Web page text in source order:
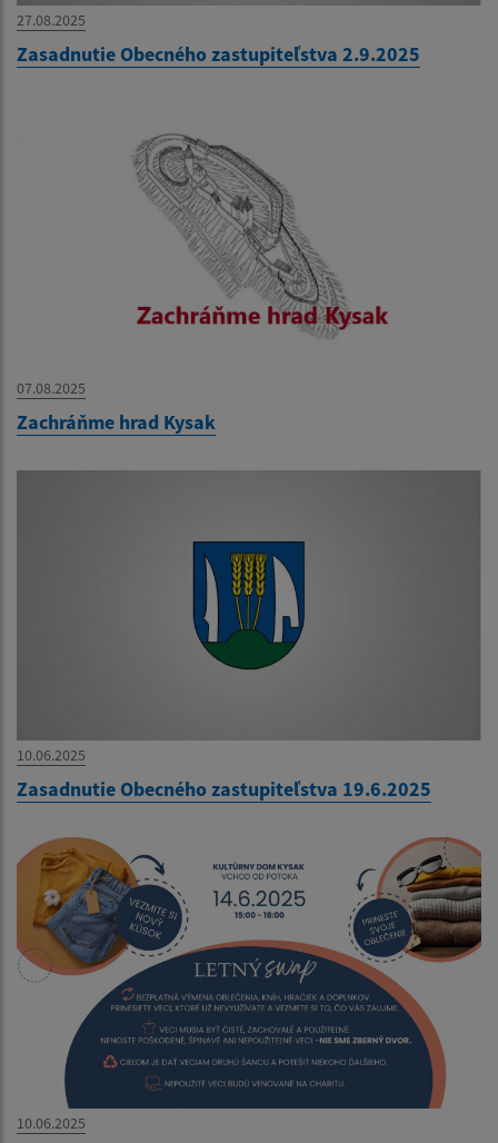
27.08.2025
Zasadnutie Obecného zastupiteľstva 2.9.2025
07.08.2025
Zachráňme hrad Kysak
10.06.2025
Zasadnutie Obecného zastupiteľstva 19.6.2025
10.06.2025